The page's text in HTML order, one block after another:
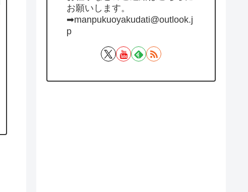
お願いします。
➡manpukuoyakudati@outlook.j
p